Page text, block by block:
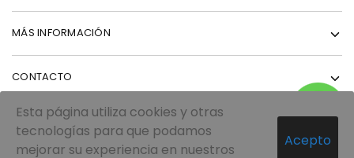
MÁS INFORMACIÓN
CONTACTO
Esta página utiliza cookies y otras
tecnologías para que podamos
mejorar su experiencia en nuestros
Acepto